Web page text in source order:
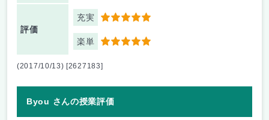
評価
充実 5
楽単 5
(2017/10/13) [2627183]
Byou さんの授業評価